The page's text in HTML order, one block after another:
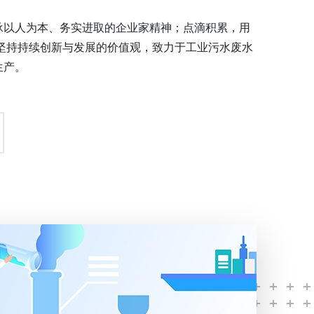
人为本、务实进取的企业家精神；点滴积累，用
持持续创新与发展的价值观，致力于工业污水废水
。